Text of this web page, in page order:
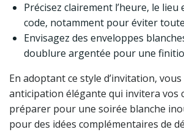
Précisez clairement l’heure, le lieu
code, notamment pour éviter
Envisagez des enveloppes
doublure argentée pour une
En adoptant ce style d’invitation,
anticipation élégante qui invitera vos
préparer pour une soirée blanche
pour des idées complémentaires de